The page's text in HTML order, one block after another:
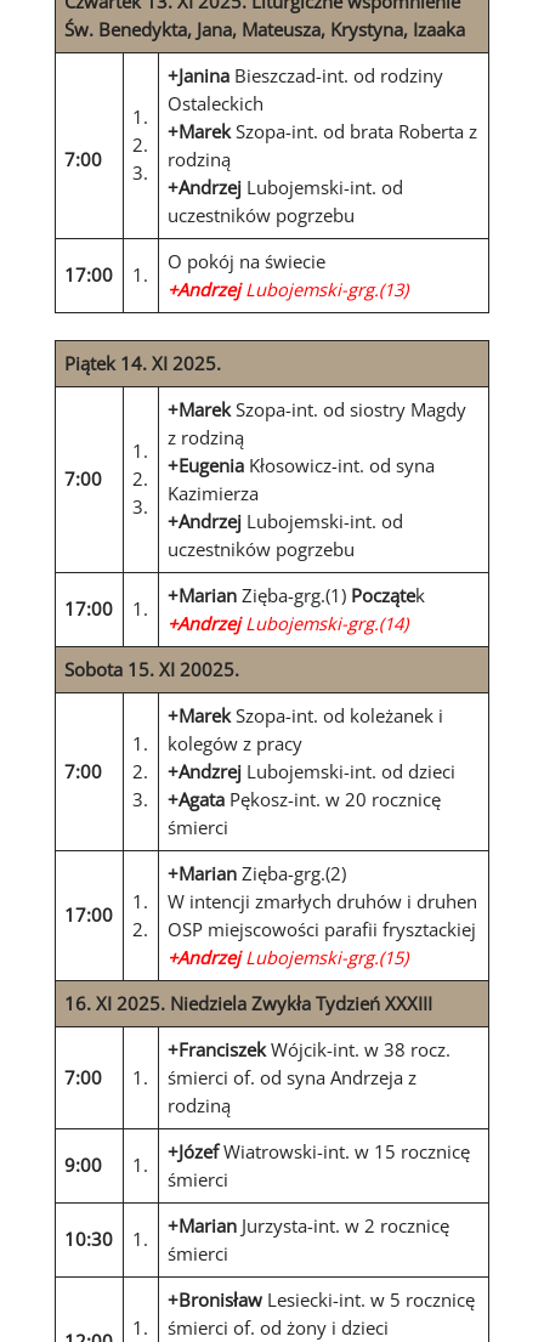
Św. Benedykta, Jana, Mateusza, Krystyna, Izaaka
7:00
1.
2.
3.
+Janina Bieszczad-int. od rodziny
Ostaleckich
+MarekSzopa-int. od brata Roberta z
rodziną
+Andrzej Lubojemski-int. od
uczestników pogrzebu
17:00 1.
O pokój na świecie
+AndrzejLubojemski-grg.(13)
Piątek 14. XI 2025.
7:00
1.
2.
3.
+MarekSzopa-int. od siostry Magdy
z rodziną
+Eugenia Kłosowicz-int. od syna
Kazimierza
+Andrzej Lubojemski-int. od
uczestników pogrzebu
17:00 1.
+MarianZięba-grg.(1) Początek
+AndrzejLubojemski-grg.(14)
Sobota 15. XI 20025.
7:00
1.
2.
3.
+MarekSzopa-int. od koleżanek i
kolegów z pracy
+Andzrej Lubojemski-int. od dzieci
+Agata Pękosz-int. w 20 rocznicę
śmierci
17:00
1.
2.
+MarianZięba-grg.(2)
W intencji zmarłych druhów i druhen
OSP miejscowości parafii frysztackiej
+AndrzejLubojemski-grg.(15)
16. XI 2025. Niedziela Zwykła Tydzień XXXIII
7:00 1.
+FranciszekWójcik-int. w 38 rocz.
śmierci of. od syna Andrzeja z
rodziną
9:00 1.
+JózefWiatrowski-int. w 15 rocznicę
śmierci
10:30 1.
+Marian Jurzysta-int. w 2 rocznicę
śmierci
1.
+Bronisław Lesiecki-int. w 5 rocznicę
śmierci of. od żony i dzieci